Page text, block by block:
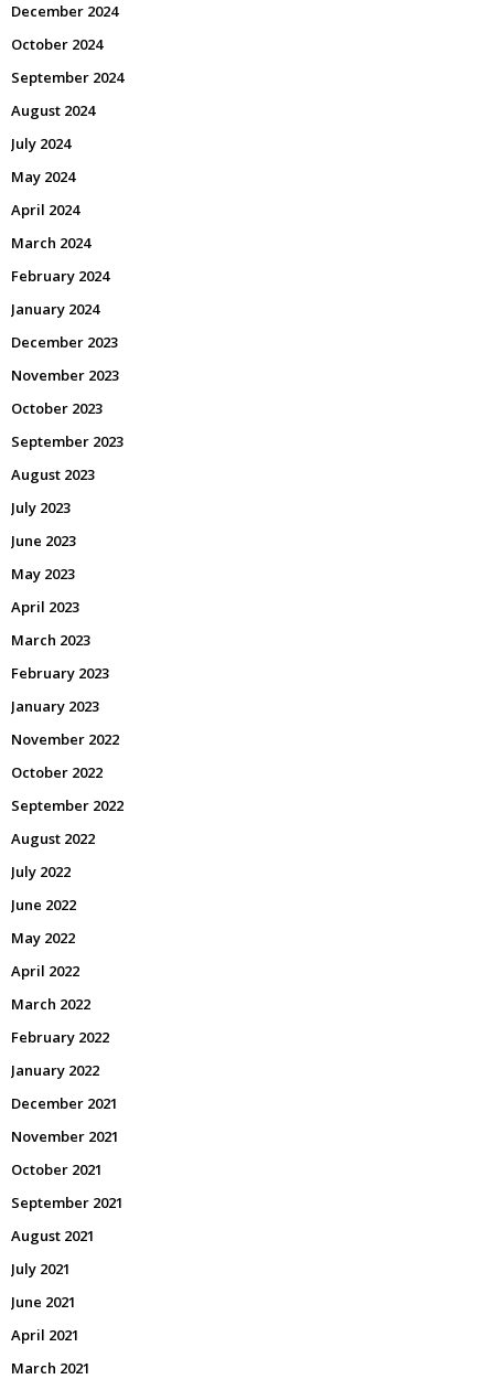
December 2024
October 2024
September 2024
August 2024
July 2024
May 2024
April 2024
March 2024
February 2024
January 2024
December 2023
November 2023
October 2023
September 2023
August 2023
July 2023
June 2023
May 2023
April 2023
March 2023
February 2023
January 2023
November 2022
October 2022
September 2022
August 2022
July 2022
June 2022
May 2022
April 2022
March 2022
February 2022
January 2022
December 2021
November 2021
October 2021
September 2021
August 2021
July 2021
June 2021
April 2021
March 2021